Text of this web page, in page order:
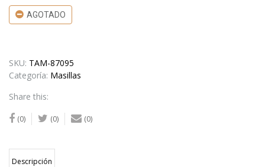
AGOTADO
SKU: TAM-87095
Categoría: Masillas
Share this:
(0) (0) (0)
Descripción